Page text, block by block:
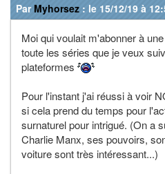
Par Myhorsez : le 15/12/19 à
Moi qui voulait m'abonner à
toute les séries que je veux
plateformes
Pour l'instant j'ai réussi à voir
si cela prend du temps pour
surnaturel pour intrigué. (On a
Charlie Manx, ses pouvoirs,
voiture sont très intéressant...)